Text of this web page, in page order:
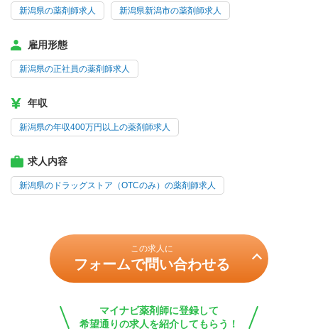
新潟県の薬剤師求人 新潟県新潟市の薬剤師求人
雇用形態
新潟県の正社員の薬剤師求人
年収
新潟県の年収400万円以上の薬剤師求人
求人内容
新潟県のドラッグストア（OTCのみ）の薬剤師求人
この求人に
フォームで問い合わせる
マイナビ薬剤師に登録して
希望通りの求人を紹介してもらう！